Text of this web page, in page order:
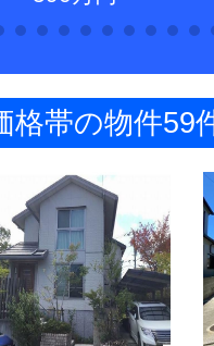
格帯の物件59